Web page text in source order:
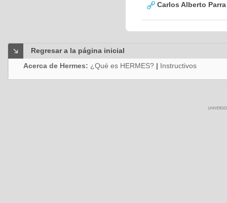
Carlos Alberto
Regresar a la página inicial
Acerca de Hermes: ¿Qué es HERMES? | Instructivos